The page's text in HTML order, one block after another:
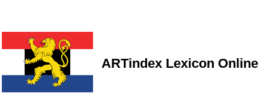
ARTindex Lexicon Online